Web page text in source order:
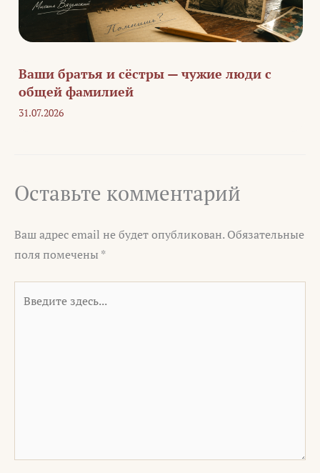
Ваши братья и сёстры — чужие люди с
общей фамилией
31.07.2026
Оставьте комментарий
Ваш адрес email не будет опубликован. Обязательные
поля помечены *
здесь...